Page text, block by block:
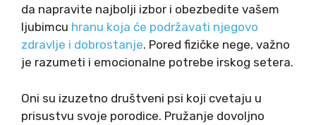
da napravite najbolji izbor i obezbedite vašem
ljubimcu hranu koja će podržavati njegovo
zdravlje i dobrostanje. Pored fizičke nege, važno
je razumeti i emocionalne potrebe irskog setera.
Oni su izuzetno društveni psi koji cvetaju u
prisustvu svoje porodice. Pružanje dovoljno